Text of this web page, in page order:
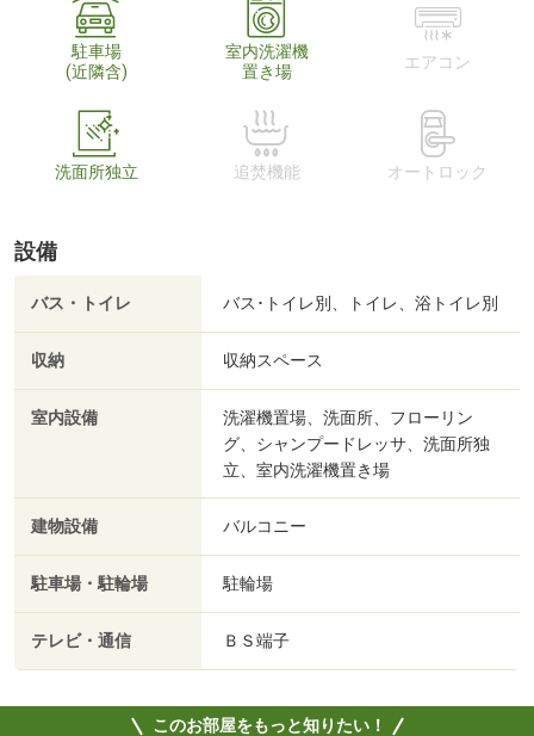
駐車場
(近隣含)
室内洗濯機
置き場
エアコン
洗面所独立 追焚機能 オートロック
設備
バス・トイレ バス･トイレ別、トイレ、浴トイレ別
収納 収納スペース
室内設備
洗濯機置場、洗面所、フローリン
グ、シャンプードレッサ、洗面所独
立、室内洗濯機置き場
建物設備 バルコニー
駐車場・駐輪場 駐輪場
テレビ・通信 ＢＳ端子
このお部屋をもっと知りたい！